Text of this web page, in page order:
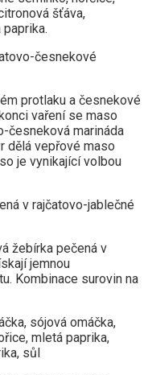
šťáva,
protlaku a česnekové
vaření se maso
česneková marináda
dělá vepřové maso
je vynikající volbou
žebírka pečená v
jemnou
Kombinace surovin na
sójová omáčka,
mletá paprika,
sůl